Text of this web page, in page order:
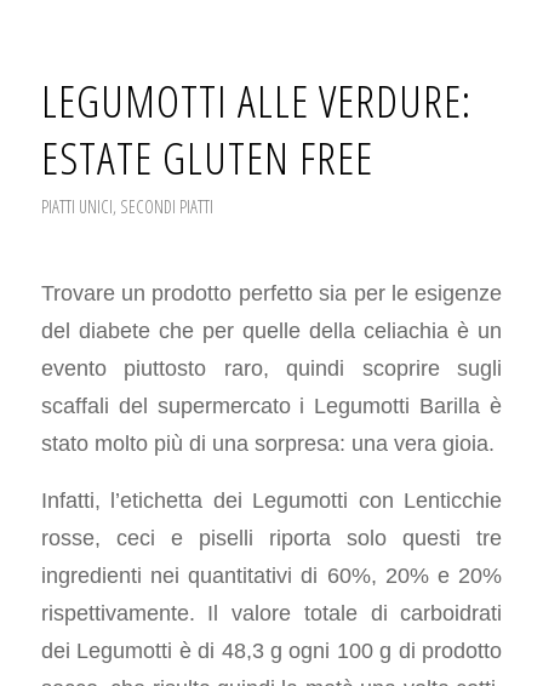
LEGUMOTTI ALLE VERDURE:
ESTATE GLUTEN FREE
PIATTI UNICI, SECONDI PIATTI
Trovare un prodotto perfetto sia per le esigenze
del diabete che per quelle della celiachia è un
evento piuttosto raro, quindi scoprire sugli
scaffali del supermercato i Legumotti Barilla è
stato molto più di una sorpresa: una vera gioia.
Infatti, l’etichetta dei Legumotti con Lenticchie
rosse, ceci e piselli riporta solo questi tre
ingredienti nei quantitativi di 60%, 20% e 20%
rispettivamente. Il valore totale di carboidrati
dei Legumotti è di 48,3 g ogni 100 g di prodotto